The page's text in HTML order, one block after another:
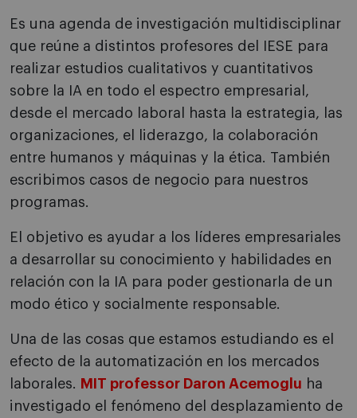
Es una agenda de investigación multidisciplinar
que reúne a distintos profesores del IESE para
realizar estudios cualitativos y cuantitativos
sobre la IA en todo el espectro empresarial,
desde el mercado laboral hasta la estrategia, las
organizaciones, el liderazgo, la colaboración
entre humanos y máquinas y la ética. También
escribimos casos de negocio para nuestros
programas.
El objetivo es ayudar a los líderes empresariales
a desarrollar su conocimiento y habilidades en
relación con la IA para poder gestionarla de un
modo ético y socialmente responsable.
Una de las cosas que estamos estudiando es el
efecto de la automatización en los mercados
laborales. MIT professor Daron Acemoglu ha
investigado el fenómeno del desplazamiento de